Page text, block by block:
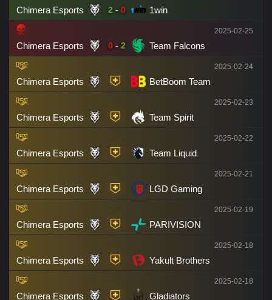
Chimera Esports 2 - 0 1win
Chimera Esports 0 - 2 Team Falcons
2025-02-25
Chimera Esports BetBoom Team
2025-02-24
Chimera Esports Team Spirit
2025-02-23
Chimera Esports Team Liquid
2025-02-22
Chimera Esports LGD Gaming
2025-02-21
Chimera Esports PARIVISION
2025-02-19
Chimera Esports Yakult Brothers
2025-02-18
Chimera Esports Gladiators
2025-02-18